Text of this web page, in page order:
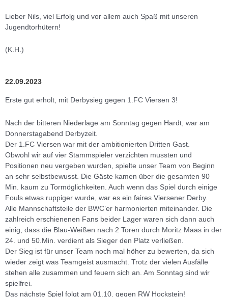
Lieber Nils, viel Erfolg und vor allem auch Spaß mit unseren
Jugendtorhütern!
(K.H.)
22.09.2023
Erste gut erholt, mit Derbysieg gegen 1.FC Viersen 3!
Nach der bitteren Niederlage am Sonntag gegen Hardt, war am
Donnerstagabend Derbyzeit.
Der 1.FC Viersen war mit der ambitionierten Dritten Gast.
Obwohl wir auf vier Stammspieler verzichten mussten und
Positionen neu vergeben wurden, spielte unser Team von Beginn
an sehr selbstbewusst. Die Gäste kamen über die gesamten 90
Min. kaum zu Tormöglichkeiten. Auch wenn das Spiel durch einige
Fouls etwas ruppiger wurde, war es ein faires Viersener Derby.
Alle Mannschaftsteile der BWC’er harmonierten miteinander. Die
zahlreich erschienenen Fans beider Lager waren sich dann auch
einig, dass die Blau-Weißen nach 2 Toren durch Moritz Maas in der
24. und 50.Min. verdient als Sieger den Platz verließen.
Der Sieg ist für unser Team noch mal höher zu bewerten, da sich
wieder zeigt was Teamgeist ausmacht. Trotz der vielen Ausfälle
stehen alle zusammen und feuern sich an. Am Sonntag sind wir
spielfrei.
Das nächste Spiel folgt am 01.10. gegen RW Hockstein!